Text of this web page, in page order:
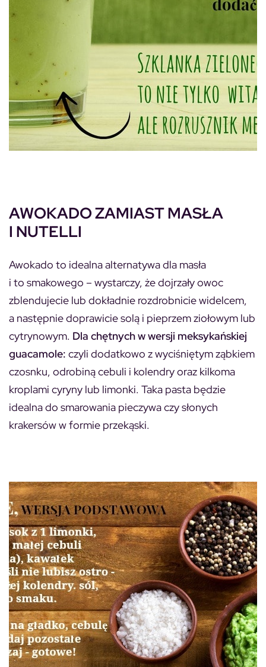
AWOKADO ZAMIAST MASŁA
I NUTELLI
Awokado to idealna alternatywa dla masła
i to smakowego – wystarczy, że dojrzały owoc
zblendujecie lub dokładnie rozdrobnicie widelcem,
a następnie doprawicie solą i pieprzem ziołowym lub
cytrynowym. Dla chętnych w wersji meksykańskiej
guacamole: czyli dodatkowo z wyciśniętym ząbkiem
czosnku, odrobiną cebuli i kolendry oraz kilkoma
kroplami cyryny lub limonki. Taka pasta będzie
idealna do smarowania pieczywa czy słonych
krakersów w formie przekąski.